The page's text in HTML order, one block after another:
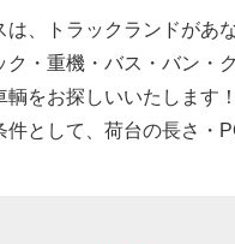
、トラックランドがあ
・重機・バス・バン・
輌をお探しいいたしま
として、荷台の長さ・